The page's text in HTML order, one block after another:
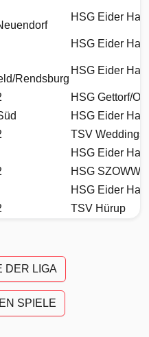
HSG Eider
HSG Eider
Rendsburg
HSG Eider
HSG Gettorf/
HSG Eider
TSV
HSG Eider
HSG SZOWW
HSG Eider
TSV Hürup
DER LIGA
SPIELE